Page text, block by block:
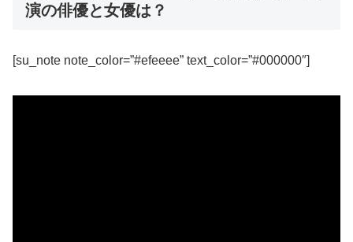
演の俳優と女優は？
[su_note note_color=”#efeeee” text_color=”#000000″]